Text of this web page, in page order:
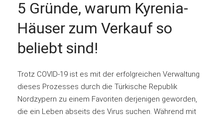
5 Gründe, warum Kyrenia-
Häuser zum Verkauf so
beliebt sind!
Trotz COVID-19 ist es mit der erfolgreichen Verwaltung
dieses Prozesses durch die Türkische Republik
Nordzypern zu einem Favoriten derjenigen geworden,
die ein Leben abseits des Virus suchen. Während mit